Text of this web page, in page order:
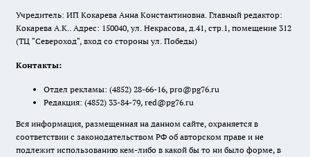
Учредитель: ИП Кокарева Анна Константиновна. Главный редактор:
Кокарева А.К.. Адрес: 150040, ул. Некрасова, д.41, стр.1, помещение 312
(ТЦ "Североход", вход со стороны ул. Победы)
Контакты:
Отдел рекламы: (4852) 28-66-16, pro@pg76.ru
Редакция: (4852) 33-84-79, red@pg76.ru
Вся информация, размещенная на данном сайте, охраняется в
соответствии с законодательством РФ об авторском праве и не
подлежит использованию кем-либо в какой бы то ни было форме, в